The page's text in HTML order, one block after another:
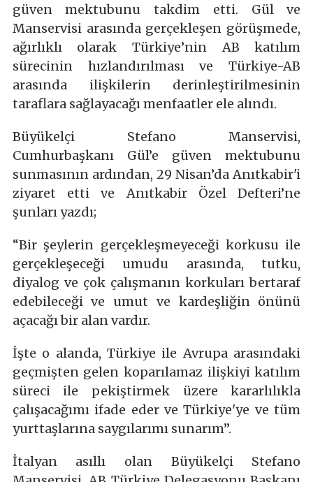
güven mektubunu takdim etti. Gül ve
Manservisi arasında gerçekleşen görüşmede,
ağırlıklı olarak Türkiye’nin AB katılım
sürecinin hızlandırılması ve Türkiye-AB
arasında ilişkilerin derinleştirilmesinin
taraflara sağlayacağı menfaatler ele alındı.
Büyükelçi Stefano Manservisi,
Cumhurbaşkanı Gül’e güven mektubunu
sunmasının ardından, 29 Nisan’da Anıtkabir'i
ziyaret etti ve Anıtkabir Özel Defteri’ne
şunları yazdı;
“Bir şeylerin gerçekleşmeyeceği korkusu ile
gerçekleşeceği umudu arasında, tutku,
diyalog ve çok çalışmanın korkuları bertaraf
edebileceği ve umut ve kardeşliğin önünü
açacağı bir alan vardır.
İşte o alanda, Türkiye ile Avrupa arasındaki
geçmişten gelen koparılamaz ilişkiyi katılım
süreci ile pekiştirmek üzere kararlılıkla
çalışacağımı ifade eder ve Türkiye'ye ve tüm
yurttaşlarına saygılarımı sunarım”.
İtalyan asıllı olan Büyükelçi Stefano